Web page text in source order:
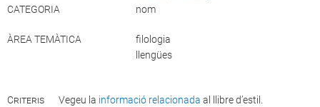
CATEGORIA
nom
ÀREA TEMÀTICA
filologia
llengües
Criteris Vegeu la informació relacionada al llibre d’estil.